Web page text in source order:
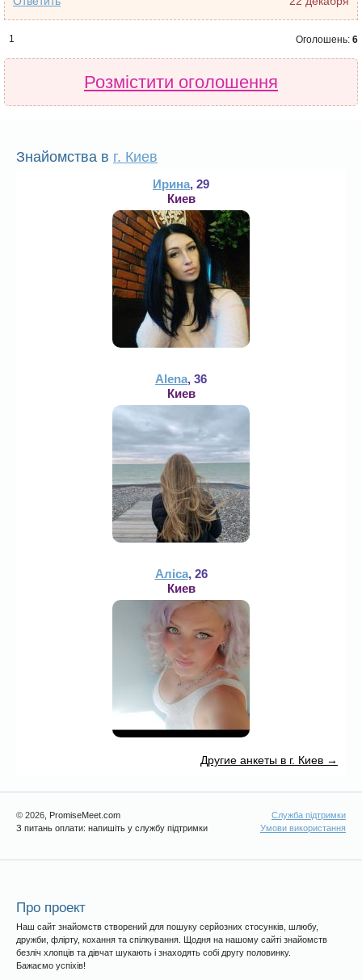
Оголошень: 6
1
Розмістити оголошення
Знайомства в г. Киев
Ирина, 29
Киев
Alena, 36
Киев
Аліса, 26
Киев
Другие анкеты в г. Киев →
Служба підтримки
Умови використання
© 2026 , PromiseMeet.com
З питань оплати: напишіть у службу підтримки
Про проект
Наш сайт знайомств створений для пошуку серйозних стосунків, шлюбу,
дружби, флірту, кохання та спілкування. Щодня на нашому сайті знайомств
безліч хлопців та дівчат шукають і знаходять собі другу половинку.
Бажаємо успіхів!